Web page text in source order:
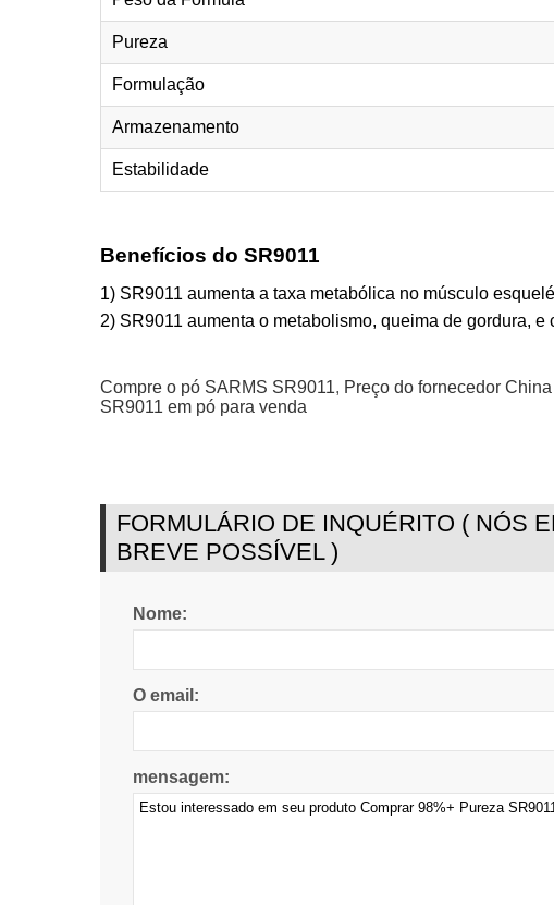
Pureza
Formulação
Armazenamento
Estabilidade
Benefícios do SR9011
1) SR9011 aumenta a taxa metabólica no músculo
2) SR9011 aumenta o metabolismo, queima de gordura, e
Compre o pó SARMS SR9011, Preço do fornecedor
SR9011 em pó para venda
FORMULÁRIO DE INQUÉRITO ( NÓS
BREVE POSSÍVEL )
Nome:
O email:
mensagem: